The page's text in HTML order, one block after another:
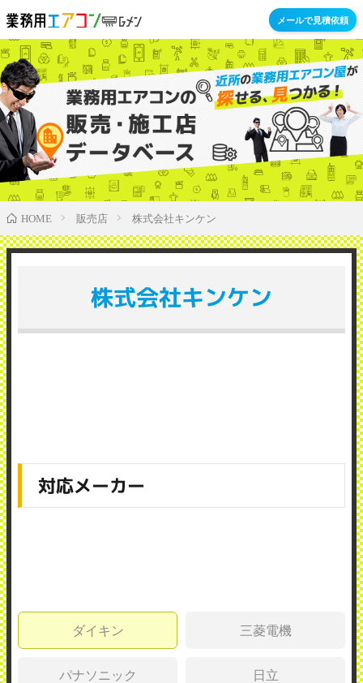
メールで見積依頼
HOME 販売店 株式会社キンケン
株式会社キンケン
対応メーカー
ダイキン 三菱電機
パナソニック 日立